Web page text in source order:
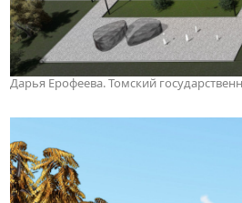
Дарья Ерофеева. Томский